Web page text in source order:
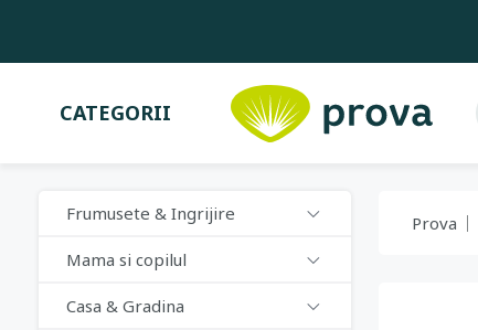
CATEGORII
Frumusete & Ingrijire
Mama si copilul
Casa & Gradina
Prova